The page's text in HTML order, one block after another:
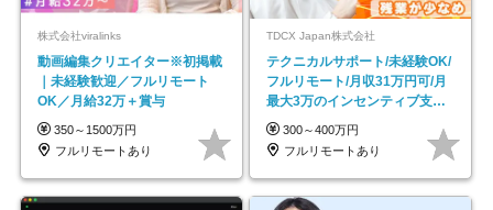
株式会社viralinks
動画編集クリエイター※初掲載
｜未経験歓迎／フルリモート
OK／月給32万＋賞与
350～1500万円
フルリモートあり
TDCX Japan株式会社
テクニカルサポート/未経験OK/
フルリモート/月収31万円可/月
最大3万のインセンティブ支給/
平均年齢33歳
300～400万円
フルリモートあり